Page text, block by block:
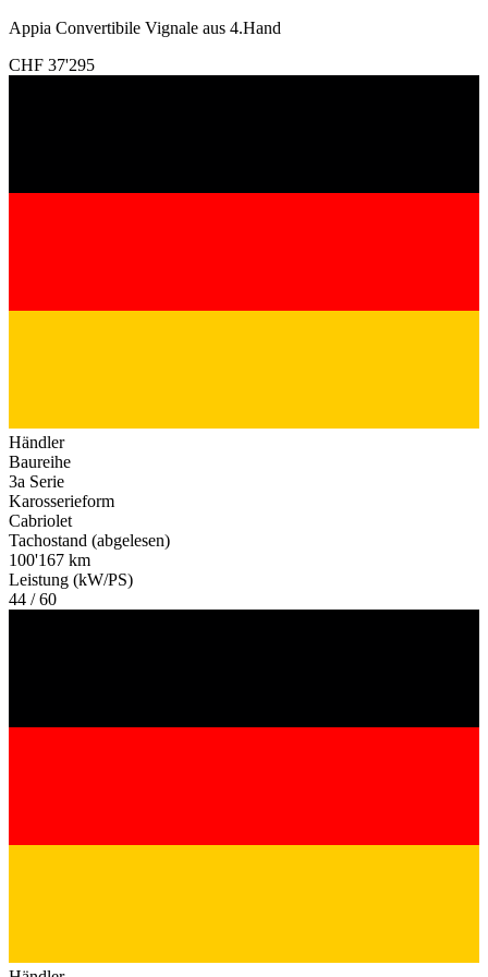
Appia Convertibile Vignale aus 4.Hand
CHF 37'295
Händler
Baureihe
3a Serie
Karosserieform
Cabriolet
Tachostand (abgelesen)
100'167 km
Leistung (kW/PS)
44 / 60